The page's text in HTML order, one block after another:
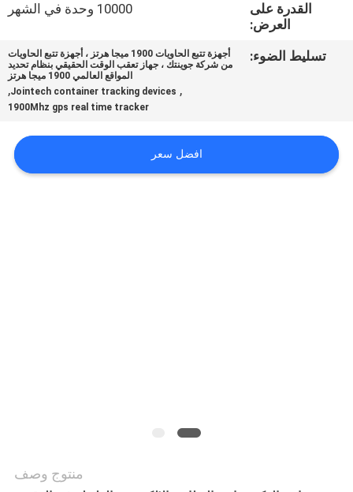
الجودة
بنا
القدرة على
العرض:
10000 وحدة في الشهر
تسليط الضوء:
أجهزة تتبع الحاويات 1900 ميجا هرتز ، أجهزة تتبع الحاويات
من شركة جوينتك ، جهاز تعقب الوقت الحقيقي بنظام تحديد
المواقع العالمي 1900 ميجا هرتز
,
Jointech container tracking devices
,
1900Mhz gps real time tracker
افضل سعر
منتوج وصف